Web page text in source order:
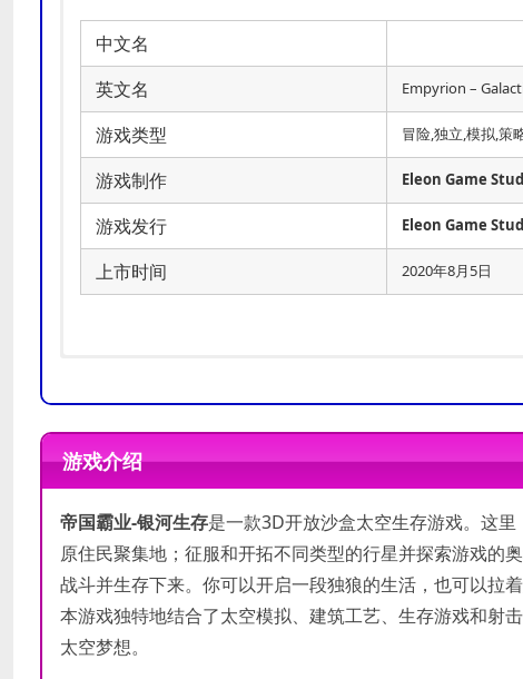
中文名
英文名
Empyrion –
游戏类型 冒险,独立,模拟,策
游戏制作 Eleon Game
游戏发行 Eleon Game
上市时间 2020年8月5日
处理器
Dual-Core Processor 2.5 GHz or better
AMD RX 550 / NVIDIA GTX 1050 (min. 2
DirectX 版本
11
存储空间 需要 10 GB 可用空间
处理器
Quad-Core 3 GHz or better
AMD Vega 56 / NVIDIA GTX 1660 Ti
DirectX 版本
11
存储空间 需要 15 GB 可用空间
游戏介绍
帝国霸业-银河生存是一款3D开放沙盒太空生存游戏。这
原住民聚集地；征服和开拓不同类型的行星并探索游戏的
战斗并生存下来。你可以开启一段独狼的生活，也可以拉
本游戏独特地结合了太空模拟、建筑工艺、生存游戏和射
太空梦想。